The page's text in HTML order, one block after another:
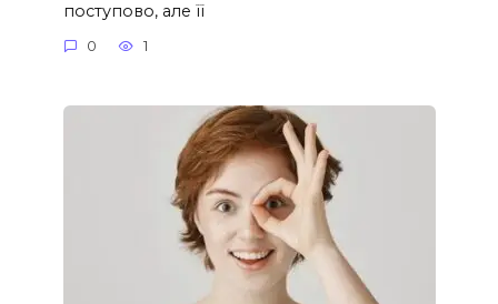
поступово, але її
0 1